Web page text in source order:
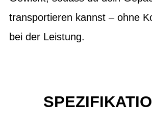
transportieren kannst – ohne
bei der Leistung.